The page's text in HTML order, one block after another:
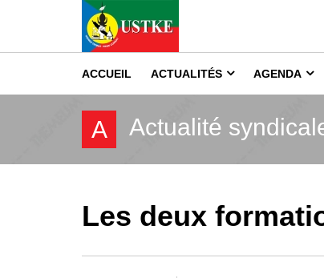
ACCUEIL ACTUALITÉS AGENDA
A Actualité
Les deux